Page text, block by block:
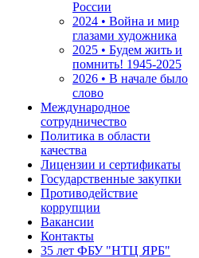
России
2024 • Война и мир
глазами художника
2025 • Будем жить и
помнить! 1945-2025
2026 • В начале было
слово
Международное
сотрудничество
Политика в области
качества
Лицензии и сертификаты
Государственные закупки
Противодействие
коррупции
Вакансии
Контакты
35 лет ФБУ "НТЦ ЯРБ"